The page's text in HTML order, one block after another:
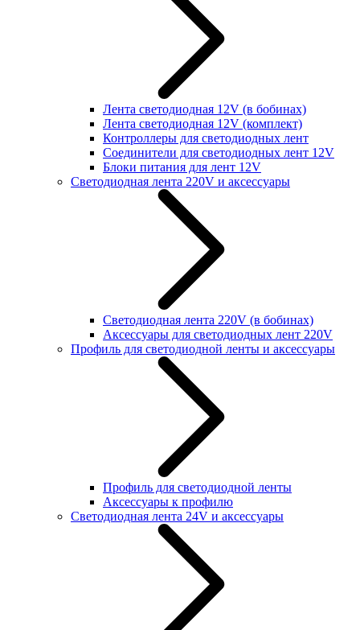
Лента светодиодная 12V (в бобинах)
Лента светодиодная 12V (комплект)
Контроллеры для светодиодных лент
Соединители для светодиодных лент 12V
Блоки питания для лент 12V
Светодиодная лента 220V и аксессуары
Светодиодная лента 220V (в бобинах)
Аксессуары для светодиодных лент 220V
Профиль для светодиодной ленты и аксессуары
Профиль для светодиодной ленты
Аксессуары к профилю
Светодиодная лента 24V и аксессуары